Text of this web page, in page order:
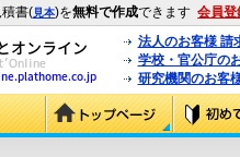
書(見本)を無料で作成できます 会員登
法人のお客様 請
学校・官公庁の
研究機関のお客